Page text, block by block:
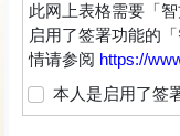
此网上表格需要「
启用了签署功能的
情请参阅 https://
本人是启用了签